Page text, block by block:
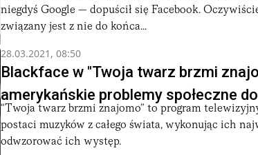
niegdyś Google — dopuścił się Facebook.
związany jest z nie do końca...
28.03.2021, 08:50
Blackface w "Twoja twarz brzmi
amerykańskie problemy społeczne
“Twoja twarz brzmi znajomo” to program
postaci muzyków z całego świata, wykonując ich
odwzorować ich występ.